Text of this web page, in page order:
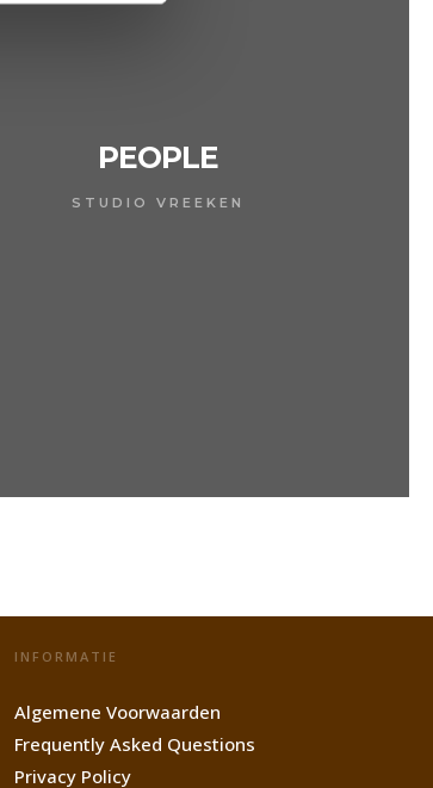
PEOPLE
STUDIO VREEKEN
INFORMATIE
Algemene Voorwaarden
Frequently Asked Questions
Privacy Policy